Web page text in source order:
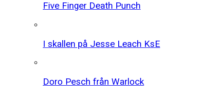
Five Finger Death Punch
I skallen på Jesse Leach KsE
Doro Pesch från Warlock